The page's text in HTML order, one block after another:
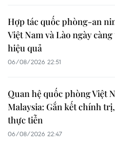
Hợp tác quốc phòng-an
Việt Nam và Lào ngày
hiệu quả
06/08/2026 22:51
Quan hệ quốc phòng Việt
Malaysia: Gắn kết chính
thực tiễn
06/08/2026 22:47